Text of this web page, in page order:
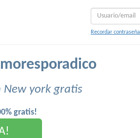
Recordar contraseña
New york gratis
gratis!